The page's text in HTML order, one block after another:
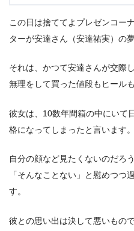
この日は捨ててよプレゼンコー
ターが安達さん（安達祐実）の
それは、かつて安達さんが交際
無理をして買った値段もヒール
彼女は、10数年間箱の中にいて
格になってしまったと言います。
自分の顔など見たくないのだろ
「そんなことない」と慰めつつ
す。
彼との思い出は決して悪いもの